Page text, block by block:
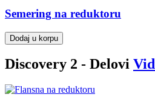
Semering na reduktoru
Dodaj u korpu
Discovery 2 - Delovi